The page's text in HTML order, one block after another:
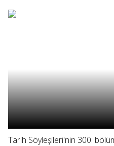
Tarih Söyleşileri'nin 300.